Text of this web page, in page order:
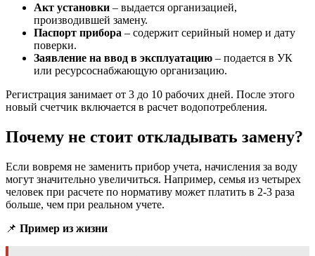
Акт установки – выдается организацией,
производившей замену.
Паспорт прибора – содержит серийный номер и дату
поверки.
Заявление на ввод в эксплуатацию – подается в УК
или ресурсоснабжающую организацию.
Регистрация занимает от 3 до 10 рабочих дней. После этого
новый счетчик включается в расчет водопотребления.
Почему не стоит откладывать замену?
Если вовремя не заменить прибор учета, начисления за воду
могут значительно увеличиться. Например, семья из четырех
человек при расчете по нормативу может платить в 2-3 раза
больше, чем при реальном учете.
📌 Пример из жизни